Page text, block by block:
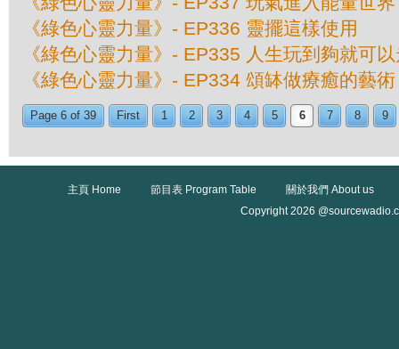
《綠色心靈力量》- EP336 靈擺這樣使用
《綠色心靈力量》- EP335 人生玩到夠就可
《綠色心靈力量》- EP334 頌缽做療癒的藝術
Page 6 of 39 First 1 2 3 4 5 6 7 8 9
主頁 Home 節目表 Program Table
關於我們 About us
Copyright 2026